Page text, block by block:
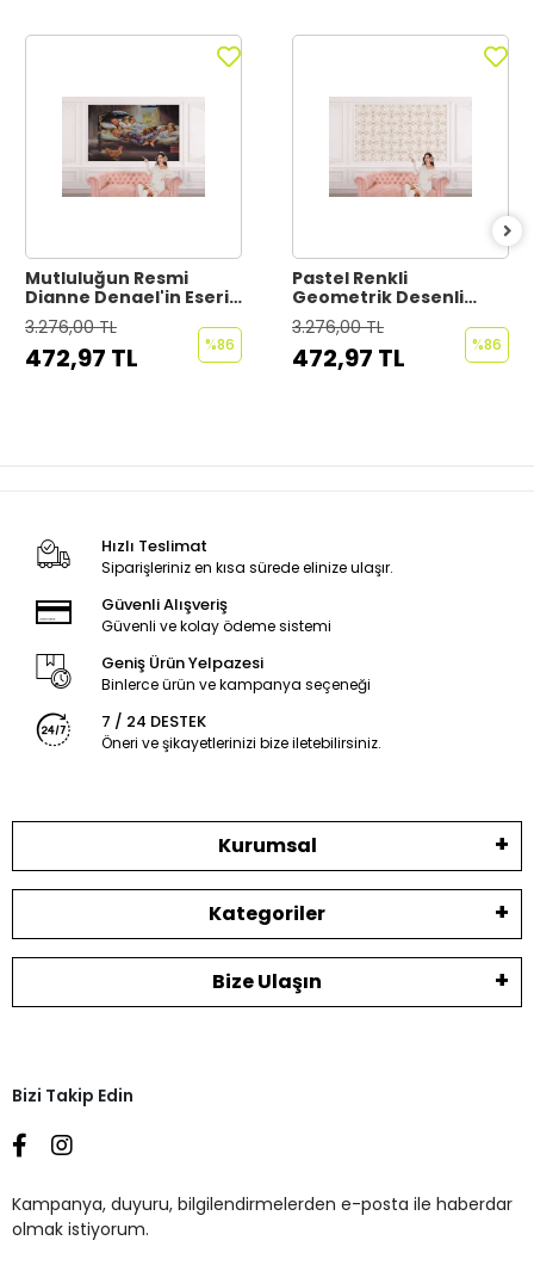
Mutluluğun Resmi
Dianne Dengel'in Eseri
Duvar Kağıdı - Posteri-
6661
3.276,00 TL
472,97 TL %86
Pastel Renkli
Geometrik Desenli
Duvar Kağıdı-5792
3.276,00 TL
472,97 TL %86
Hızlı Teslimat
Siparişleriniz en kısa sürede elinize ulaşır.
Güvenli Alışveriş
Güvenli ve kolay ödeme sistemi
Geniş Ürün Yelpazesi
Binlerce ürün ve kampanya seçeneği
7 / 24 DESTEK
Öneri ve şikayetlerinizi bize iletebilirsiniz.
Kurumsal
Kategoriler
Bize Ulaşın
Bizi Takip Edin
Kampanya, duyuru, bilgilendirmelerden e-posta ile haberdar
olmak istiyorum.